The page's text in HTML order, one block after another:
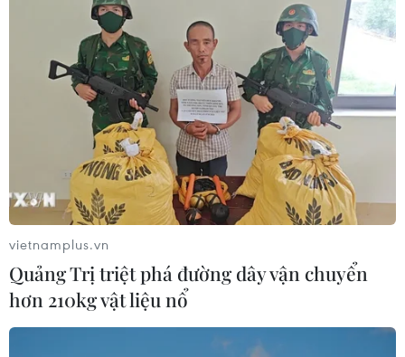
vietnamplus.vn
Quảng Trị triệt phá đường dây vận chuyển
hơn 210kg vật liệu nổ